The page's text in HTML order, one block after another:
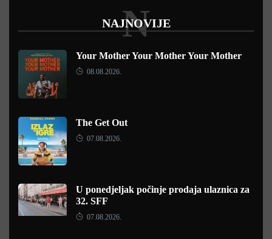
NAJNOVIJE
N
Your Mother Your Mother Your Mother
08.08.2026.
The Get Out
07.08.2026.
U ponedjeljak počinje prodaja ulaznica za
32. SFF
07.08.2026.